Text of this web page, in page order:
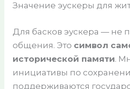
Значение эускеры для
Для басков эускера — не
общения. Это символ
исторической памяти.
инициативы по
поддерживаются